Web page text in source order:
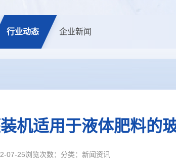
行业动态 企业新闻
机适用于液体肥料的
07-25浏览次数： 分类：新闻资讯